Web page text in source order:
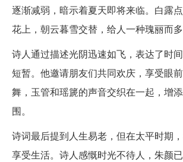
逐渐减弱，暗示着夏天即将来临。白露
花上，朝云暮雪交替，给人一种瑰丽而多
诗人通过描述光阴迅速如飞，表达了时
短暂。他邀请朋友们共同欢庆，享受眼
舞，玉管和瑶篪的声音交织在一起，增
围。
诗词最后提到人生易老，但在太平时期
享受生活。诗人感慨时光不待人，朱颜